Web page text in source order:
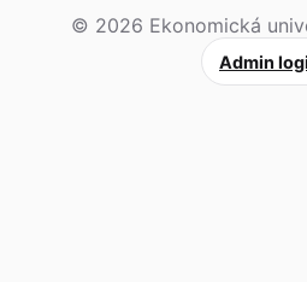
© 2026 Ekonomická
Admin